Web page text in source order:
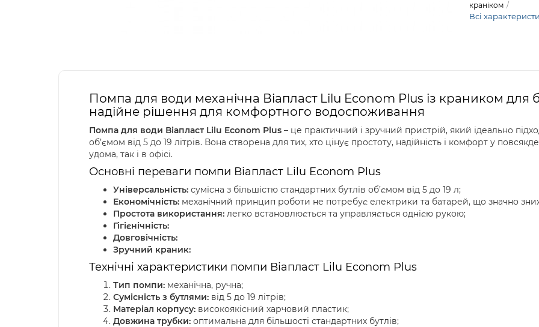
краніком
Всі
Помпа для води механічна Віапласт Lilu Econom Plus із краником для
надійне рішення для комфортного водоспоживання
Помпа для води Віапласт Lilu Econom Plus – це практичний і зручний пристрій, який ідеально
об’ємом від 5 до 19 літрів. Вона створена для тих, хто цінує простоту, надійність і комфорт у
удома, так і в офісі.
Основні переваги помпи Віапласт Lilu Econom Plus
Універсальність: сумісна з більшістю стандартних бутлів об’ємом від 5 до 19 л;
Економічність: механічний принцип роботи не потребує електрики та батарей, що значно
Простота використання: легко встановлюється та управляється однією рукою;
Гігієнічність:
Довговічність:
Зручний краник:
Технічні характеристики помпи Віапласт Lilu Econom Plus
Тип помпи: механічна, ручна;
Сумісність з бутлями: від 5 до 19 літрів;
Матеріал корпусу: високоякісний харчовий пластик;
Довжина трубки: оптимальна для більшості стандартних бутлів;